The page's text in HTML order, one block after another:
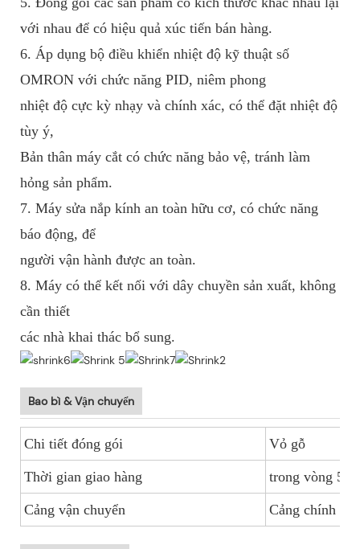
với nhau để có hiệu quả xúc tiến bán hàng.
6. Áp dụng bộ điều khiển nhiệt độ kỹ thuật số
OMRON với chức năng PID, niêm phong
nhiệt độ cực kỳ nhạy và chính xác, có thể đặt nhiệt độ
tùy ý,
Bản thân máy cắt có chức năng bảo vệ, tránh làm
hỏng sản phẩm.
7. Máy sửa nắp kính an toàn hữu cơ, có chức năng
báo động, để
người vận hành được an toàn.
8. Máy có thể kết nối với dây chuyền sản xuất, không
cần thiết
các nhà khai thác bổ sung.
Bao bì & Vận chuyển
Chi tiết đóng gói Vỏ gỗ
Thời gian giao hàng trong vòng 5-
Cảng vận chuyển Cảng chính